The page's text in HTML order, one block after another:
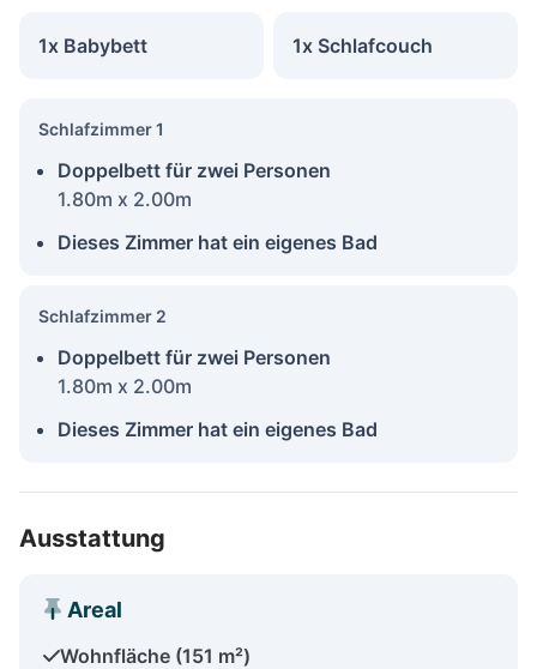
1x Babybett 1x Schlafcouch
Schlafzimmer 1
Doppelbett für zwei Personen
1.80m x 2.00m
Dieses Zimmer hat ein eigenes Bad
Schlafzimmer 2
Doppelbett für zwei Personen
1.80m x 2.00m
Dieses Zimmer hat ein eigenes Bad
Ausstattung
Areal
Wohnfläche (151 m²)